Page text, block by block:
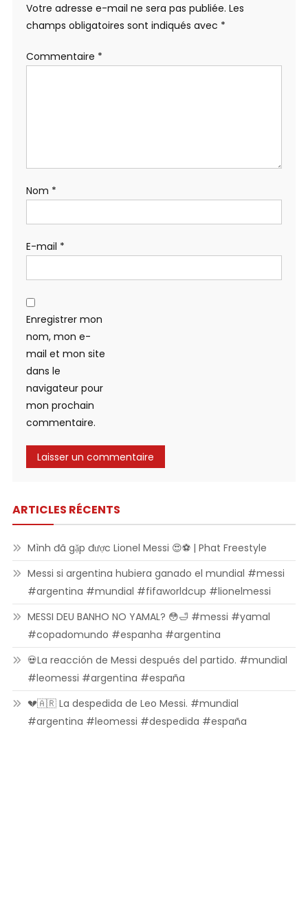
Votre adresse e-mail ne sera pas publiée. Les
champs obligatoires sont indiqués avec *
Commentaire *
Nom *
E-mail *
Enregistrer mon
nom, mon e-
mail et mon site
dans le
navigateur pour
mon prochain
commentaire.
ARTICLES RÉCENTS
Mình đã gặp được Lionel Messi 😍⚽ | Phat Freestyle
Messi si argentina hubiera ganado el mundial #messi
#argentina #mundial #fifaworldcup #lionelmessi
MESSI DEU BANHO NO YAMAL? 😳🛁 #messi #yamal
#copadomundo #espanha #argentina
💀La reacción de Messi después del partido. #mundial
#leomessi #argentina #españa
💔🇦🇷 La despedida de Leo Messi. #mundial
#argentina #leomessi #despedida #españa